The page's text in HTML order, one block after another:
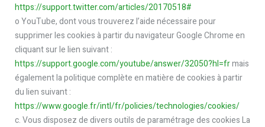
https://support.twitter.com/articles/20170518#
o YouTube, dont vous trouverez l’aide nécessaire pour
supprimer les cookies à partir du navigateur Google Chrome en
cliquant sur le lien suivant :
https://support.google.com/youtube/answer/32050?hl=frmais
également la politique complète en matière de cookies à partir
du lien suivant :
https://www.google.fr/intl/fr/policies/technologies/cookies/
c. Vous disposez de divers outils de paramétrage des cookies La